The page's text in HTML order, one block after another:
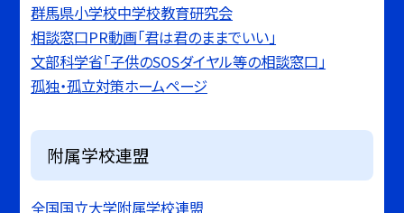
群馬県小学校中学校教育研究会
相談窓口PR動画「君は君のままでいい」
文部科学省「子供のSOSダイヤル等の相談窓口」
孤独・孤立対策ホームページ
附属学校連盟
全国国立大学附属学校連盟